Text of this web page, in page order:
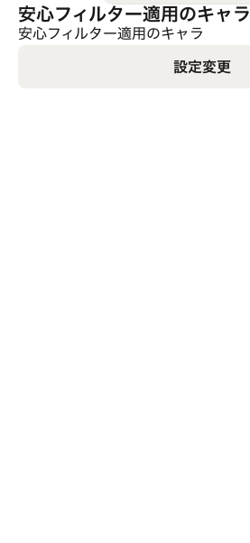
安心フィルター適用のキャラ
安心フィルター適用のキャラ
設定変更